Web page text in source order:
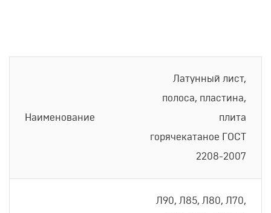
Наименование
Латунный лист,
полоса, пластина,
плита
горячекатаное ГОСТ
2208-2007
Л90, Л85, Л80, Л70,